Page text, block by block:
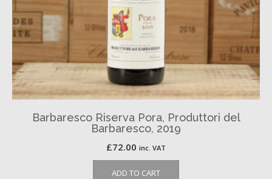
Barbaresco Riserva Pora, Produttori del
Barbaresco, 2019
£72.00 inc. VAT
ADD TO CART